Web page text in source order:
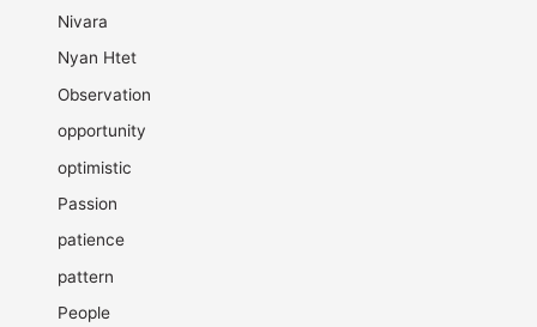
Nivara
Nyan Htet
Observation
opportunity
optimistic
Passion
patience
pattern
People